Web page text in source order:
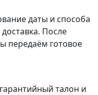
даты и способа
После
передаём готовое
талон и